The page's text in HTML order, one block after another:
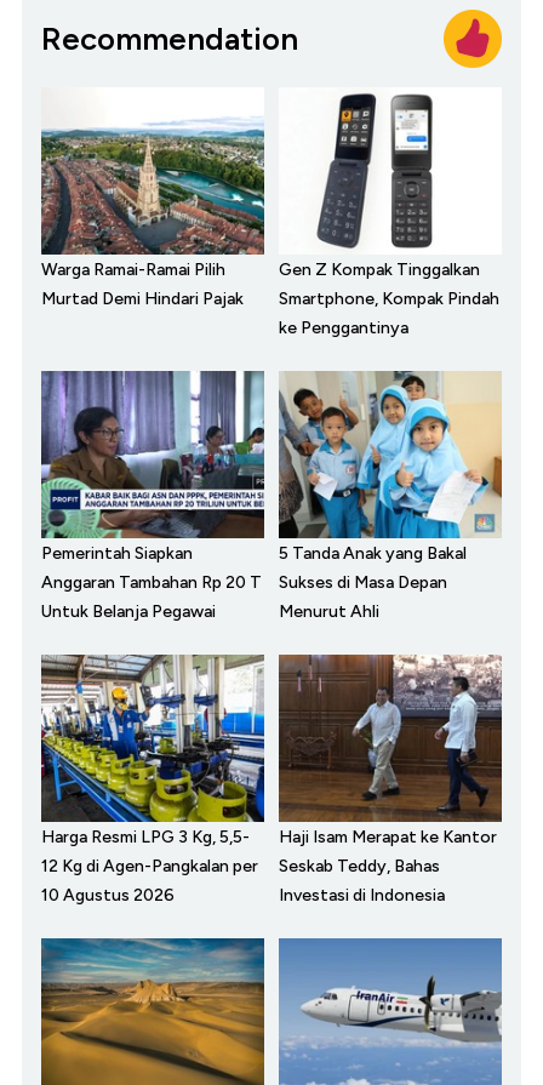
Recommendation
Warga Ramai-Ramai Pilih
Murtad Demi Hindari Pajak
Gen Z Kompak Tinggalkan
Smartphone, Kompak Pindah
ke Penggantinya
Pemerintah Siapkan
Anggaran Tambahan Rp 20 T
Untuk Belanja Pegawai
5 Tanda Anak yang Bakal
Sukses di Masa Depan
Menurut Ahli
Harga Resmi LPG 3 Kg, 5,5-
12 Kg di Agen-Pangkalan per
10 Agustus 2026
Haji Isam Merapat ke Kantor
Seskab Teddy, Bahas
Investasi di Indonesia